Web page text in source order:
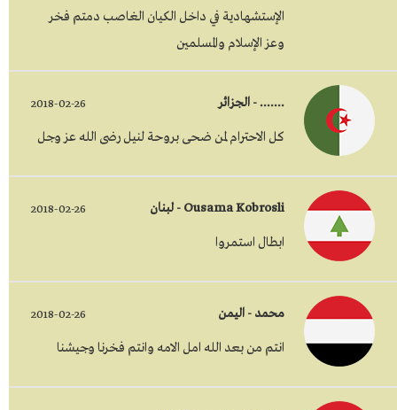
الإستشهادية في داخل الكيان الغاصب دمتم فخر
وعز الإسلام والمسلمين
....... - الجزائر 2018-02-26
كل الاحترام لمن ضحى بروحة لنيل رضى الله عز وجل
Ousama Kobrosli - لبنان 2018-02-26
ابطال استمروا
محمد - اليمن 2018-02-26
انتم من بعد الله امل الامه وانتم فخرنا وجيشنا